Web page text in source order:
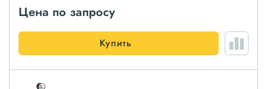
Цена по запросу
Купить